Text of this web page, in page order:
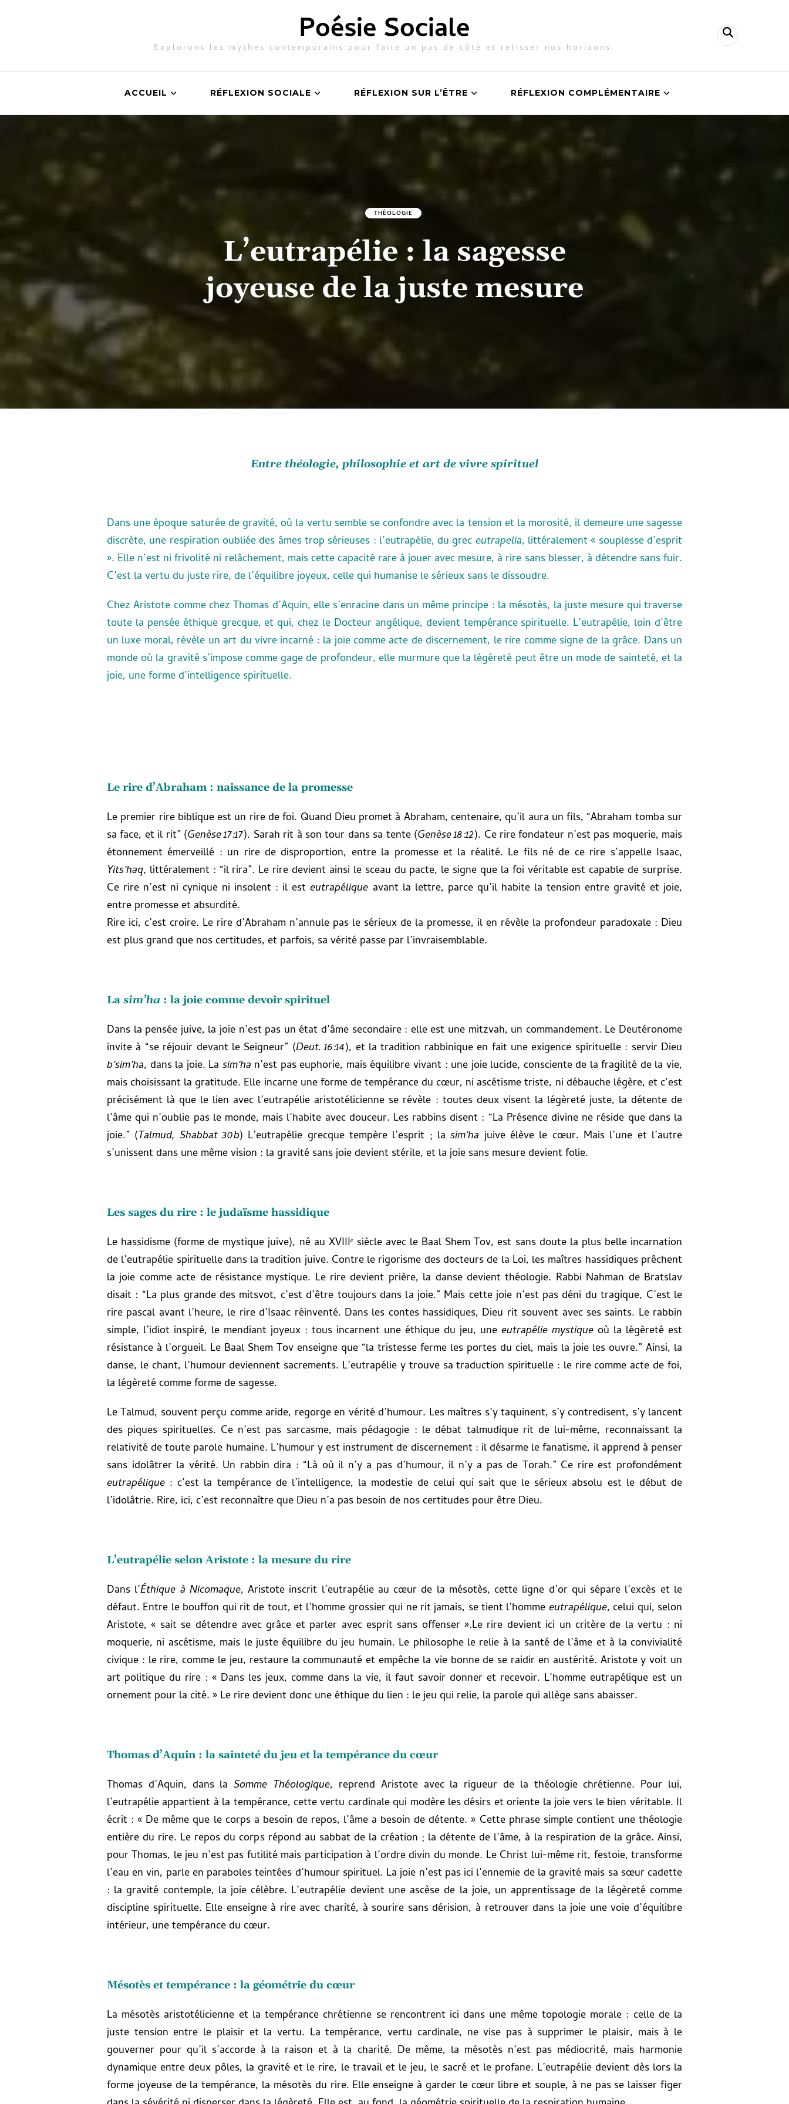
Poésie Sociale
Explorons les mythes contemporains pour faire un pas de côté et retisser nos horizons.
ACCUEIL RÉFLEXION SOCIALE RÉFLEXION SUR L’ÊTRE RÉFLEXION COMPLÉMENTAIRE
THÉOLOGIE
L’eutrapélie : la sagesse
joyeuse de la juste mesure
Entre théologie, philosophie et art de vivre spirituel
Dans une époque saturée de gravité, où la vertu semble se confondre avec la tension et la morosité, il demeure une sagesse
discrète, une respiration oubliée des âmes trop sérieuses : l’eutrapélie, du grec eutrapelia, littéralement « souplesse d’esprit
». Elle n’est ni frivolité ni relâchement, mais cette capacité rare à jouer avec mesure, à rire sans blesser, à détendre sans fuir.
C’est la vertu du juste rire, de l’équilibre joyeux, celle qui humanise le sérieux sans le dissoudre.
Chez Aristote comme chez Thomas d’Aquin, elle s’enracine dans un même principe : la mésotès, la juste mesure qui traverse
toute la pensée éthique grecque, et qui, chez le Docteur angélique, devient tempérance spirituelle. L’eutrapélie, loin d’être
un luxe moral, révèle un art du vivre incarné : la joie comme acte de discernement, le rire comme signe de la grâce. Dans un
monde où la gravité s’impose comme gage de profondeur, elle murmure que la légèreté peut être un mode de sainteté, et la
joie, une forme d’intelligence spirituelle.
Le rire d’Abraham : naissance de la promesse
Le premier rire biblique est un rire de foi. Quand Dieu promet à Abraham, centenaire, qu’il aura un fils, “Abraham tomba sur
sa face, et il rit” (Genèse 17:17). Sarah rit à son tour dans sa tente (Genèse 18:12). Ce rire fondateur n’est pas moquerie, mais
étonnement émerveillé : un rire de disproportion, entre la promesse et la réalité. Le fils né de ce rire s’appelle Isaac,
Yits’haq, littéralement : “il rira”. Le rire devient ainsi le sceau du pacte, le signe que la foi véritable est capable de surprise.
Ce rire n’est ni cynique ni insolent : il esteutrapélique avant la lettre, parce qu’il habite la tension entre gravité et joie,
entre promesse et absurdité.
Rire ici, c’est croire. Le rire d’Abraham n’annule pas le sérieux de la promesse, il en révèle la profondeur paradoxale : Dieu
est plus grand que nos certitudes, et parfois, sa vérité passe par l’invraisemblable.
La sim’ha : la joie comme devoir spirituel
Dans la pensée juive, la joie n’est pas un état d’âme secondaire : elle est une mitzvah, un commandement. Le Deutéronome
invite à “se réjouir devant le Seigneur” (Deut. 16:14), et la tradition rabbinique en fait une exigence spirituelle : servir Dieu
b’sim’ha, dans la joie. La sim’ha n’est pas euphorie, mais équilibre vivant : une joie lucide, consciente de la fragilité de la vie,
mais choisissant la gratitude. Elle incarne une forme de tempérance du cœur, ni ascétisme triste, ni débauche légère, et c’est
précisément là que le lien avec l’eutrapélie aristotélicienne se révèle : toutes deux visent la légèreté juste, la détente de
l’âme qui n’oublie pas le monde, mais l’habite avec douceur. Les rabbins disent : “La Présence divine ne réside que dans la
joie.” (Talmud, Shabbat 30b) L’eutrapélie grecque tempère l’esprit ; lasim’ha juive élève le cœur. Mais l’une et l’autre
s’unissent dans une même vision : la gravité sans joie devient stérile, et la joie sans mesure devient folie.
Les sages du rire : le judaïsme hassidique
Le hassidisme (forme de mystique juive), né au XVIIIᵉ siècle avec le Baal Shem Tov, est sans doute la plus belle incarnation
de l’eutrapélie spirituelle dans la tradition juive. Contre le rigorisme des docteurs de la Loi, les maîtres hassidiques prêchent
la joie comme acte de résistance mystique. Le rire devient prière, la danse devient théologie. Rabbi Nahman de Bratslav
disait : “La plus grande des mitsvot, c’est d’être toujours dans la joie.” Mais cette joie n’est pas déni du tragique, C’est le
rire pascal avant l’heure, le rire d’Isaac réinventé. Dans les contes hassidiques, Dieu rit souvent avec ses saints. Le rabbin
simple, l’idiot inspiré, le mendiant joyeux : tous incarnent une éthique du jeu, une eutrapélie mystique où la légèreté est
résistance à l’orgueil. Le Baal Shem Tov enseigne que “la tristesse ferme les portes du ciel, mais la joie les ouvre.” Ainsi, la
danse, le chant, l’humour deviennent sacrements. L’eutrapélie y trouve sa traduction spirituelle : le rire comme acte de foi,
la légèreté comme forme de sagesse.
Le Talmud, souvent perçu comme aride, regorge en vérité d’humour. Les maîtres s’y taquinent, s’y contredisent, s’y lancent
des piques spirituelles. Ce n’est pas sarcasme, mais pédagogie : le débat talmudique rit de lui-même, reconnaissant la
relativité de toute parole humaine. L’humour y est instrument de discernement : il désarme le fanatisme, il apprend à penser
sans idolâtrer la vérité. Un rabbin dira : “Là où il n’y a pas d’humour, il n’y a pas de Torah.” Ce rire est profondément
eutrapélique : c’est la tempérance de l’intelligence, la modestie de celui qui sait que le sérieux absolu est le début de
l’idolâtrie. Rire, ici, c’est reconnaître que Dieu n’a pas besoin de nos certitudes pour être Dieu.
L’eutrapélie selon Aristote : la mesure du rire
Dans l’Éthique à Nicomaque, Aristote inscrit l’eutrapélie au cœur de la mésotès, cette ligne d’or qui sépare l’excès et le
défaut. Entre le bouffon qui rit de tout, et l’homme grossier qui ne rit jamais, se tient l’homme eutrapélique, celui qui, selon
Aristote, « sait se détendre avec grâce et parler avec esprit sans offenser ».Le rire devient ici un critère de la vertu : ni
moquerie, ni ascétisme, mais le juste équilibre du jeu humain. Le philosophe le relie à la santé de l’âme et à la convivialité
civique : le rire, comme le jeu, restaure la communauté et empêche la vie bonne de se raidir en austérité. Aristote y voit un
art politique du rire : « Dans les jeux, comme dans la vie, il faut savoir donner et recevoir. L’homme eutrapélique est un
ornement pour la cité. » Le rire devient donc une éthique du lien : le jeu qui relie, la parole qui allège sans abaisser.
Thomas d’Aquin : la sainteté du jeu et la tempérance du cœur
Thomas d’Aquin, dans laSomme Théologique, reprend Aristote avec la rigueur de la théologie chrétienne. Pour lui,
l’eutrapélie appartient à la tempérance, cette vertu cardinale qui modère les désirs et oriente la joie vers le bien véritable. Il
écrit : « De même que le corps a besoin de repos, l’âme a besoin de détente. » Cette phrase simple contient une théologie
entière du rire. Le repos du corps répond au sabbat de la création ; la détente de l’âme, à la respiration de la grâce. Ainsi,
pour Thomas, le jeu n’est pas futilité mais participation à l’ordre divin du monde. Le Christ lui-même rit, festoie, transforme
l’eau en vin, parle en paraboles teintées d’humour spirituel. La joie n’est pas ici l’ennemie de la gravité mais sa sœur cadette
: la gravité contemple, la joie célèbre. L’eutrapélie devient une ascèse de la joie, un apprentissage de la légèreté comme
discipline spirituelle. Elle enseigne à rire avec charité, à sourire sans dérision, à retrouver dans la joie une voie d’équilibre
intérieur, une tempérance du cœur.
Mésotès et tempérance : la géométrie du cœur
La mésotès aristotélicienne et la tempérance chrétienne se rencontrent ici dans une même topologie morale : celle de la
juste tension entre le plaisir et la vertu. La tempérance, vertu cardinale, ne vise pas à supprimer le plaisir, mais à le
gouverner pour qu’il s’accorde à la raison et à la charité. De même, la mésotès n’est pas médiocrité, mais harmonie
dynamique entre deux pôles, la gravité et le rire, le travail et le jeu, le sacré et le profane. L’eutrapélie devient dès lors la
forme joyeuse de la tempérance, la mésotès du rire. Elle enseigne à garder le cœur libre et souple, à ne pas se laisser figer